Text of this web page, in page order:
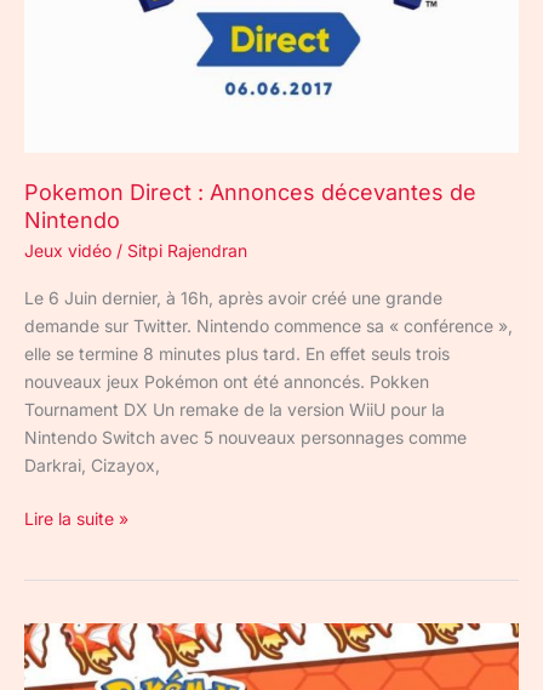
Pokemon Direct : Annonces décevantes de
Nintendo
Jeux vidéo / Sitpi Rajendran
Le 6 Juin dernier, à 16h, après avoir créé une grande
demande sur Twitter. Nintendo commence sa « conférence »,
elle se termine 8 minutes plus tard. En effet seuls trois
nouveaux jeux Pokémon ont été annoncés. Pokken
Tournament DX Un remake de la version WiiU pour la
Nintendo Switch avec 5 nouveaux personnages comme
Darkrai, Cizayox,
Lire la suite »
Magicarpe
Jump